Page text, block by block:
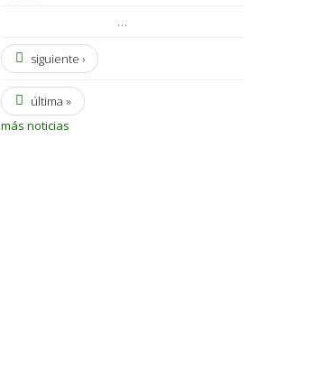
…
siguiente ›
última »
más noticias